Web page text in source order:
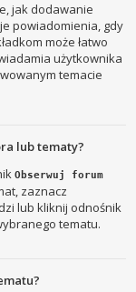
jak dodawanie
powiadomienia, gdy
może łatwo
użytkownika
temacie
lub tematy?
Obserwuj forum
zaznacz
lub kliknij odnośnik
tematu.